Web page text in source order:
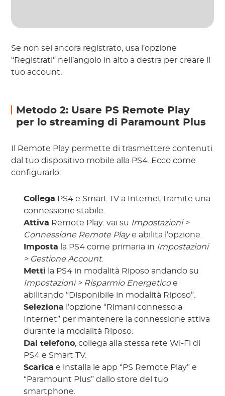
Se non sei ancora registrato, usa l’opzione
“Registrati” nell’angolo in alto a destra per creare il
tuo account.
Metodo 2: Usare PS Remote Play
per lo streaming di Paramount Plus
Il Remote Play permette di trasmettere contenuti
dal tuo dispositivo mobile alla PS4. Ecco come
configurarlo:
Collega PS4 e Smart TV a Internet tramite una
connessione stabile.
Attiva Remote Play: vai su Impostazioni >
Connessione Remote Playe abilita l’opzione.
Imposta la PS4 come primaria in Impostazioni
> Gestione Account.
Metti la PS4 in modalità Riposo andando su
Impostazioni > Risparmio Energeticoe
abilitando “Disponibile in modalità Riposo”.
Seleziona l’opzione “Rimani connesso a
Internet” per mantenere la connessione attiva
durante la modalità Riposo.
Dal telefono, collega alla stessa rete Wi-Fi di
PS4 e Smart TV.
Scarica e installa le app “PS Remote Play” e
“Paramount Plus” dallo store del tuo
smartphone.